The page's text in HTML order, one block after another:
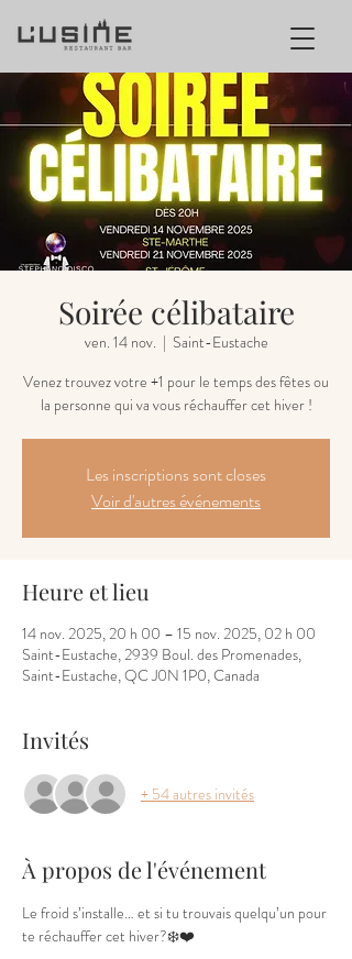
Soirée célibataire
ven. 14 nov.
  |
Saint-Eustache
Venez trouvez votre +1 pour le temps des fêtes ou
la personne qui va vous réchauffer cet hiver !
Les inscriptions sont closes
Voir d'autres événements
Heure et lieu
14 nov. 2025, 20 h 00 – 15 nov. 2025, 02 h 00
Saint-Eustache, 2939 Boul. des Promenades,
Saint-Eustache, QC J0N 1P0, Canada
Invités
+ 54 autres invités
À propos de l'événement
Le froid s’installe… et si tu trouvais quelqu’un pour
te réchauffer cet hiver?❄️❤️